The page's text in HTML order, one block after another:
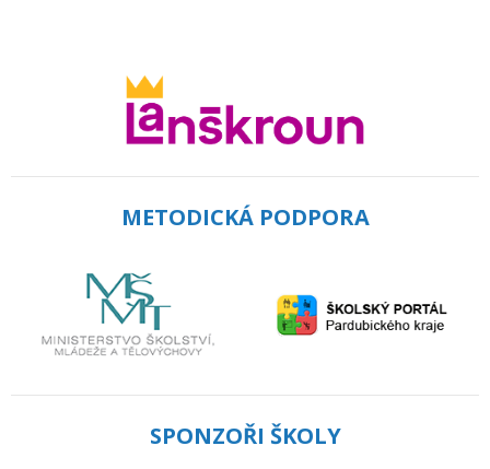
METODICKÁ PODPORA
SPONZOŘI ŠKOLY